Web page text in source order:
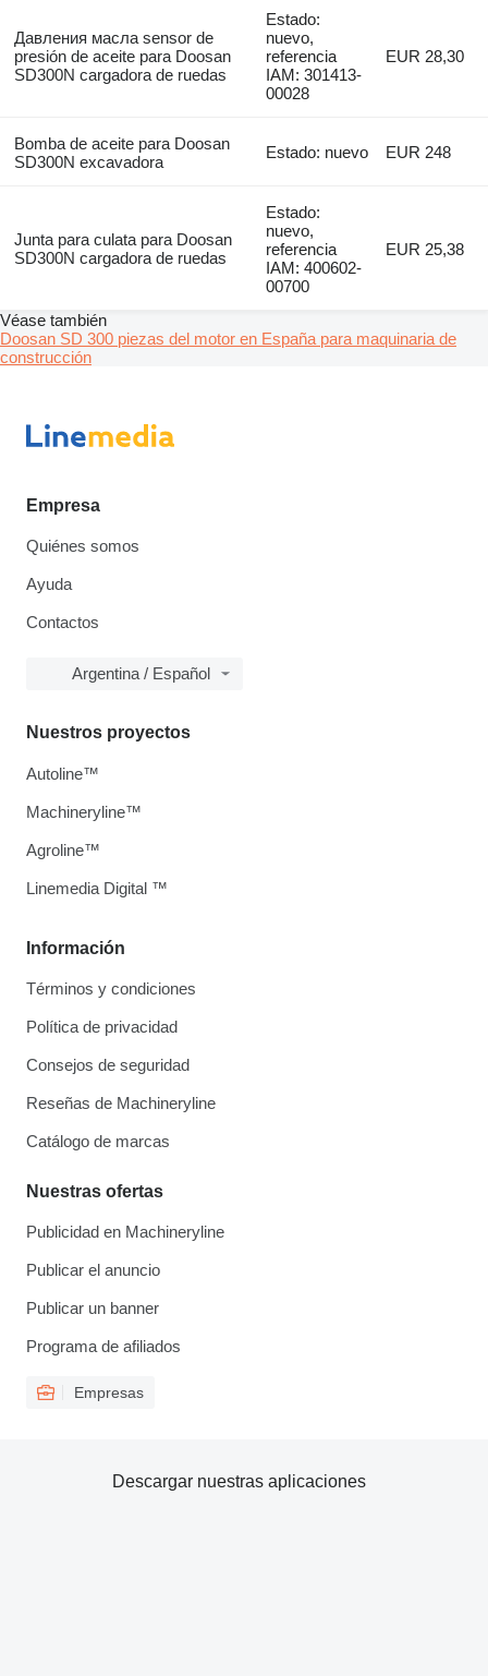
Давления масла sensor de
presión de aceite para Doosan
SD300N cargadora de ruedas
Estado:
nuevo,
referencia
IAM: 301413-
00028
EUR 28,30
Bomba de aceite para Doosan
SD300N excavadora
Estado: nuevo EUR 248
Junta para culata para Doosan
SD300N cargadora de ruedas
Estado:
nuevo,
referencia
IAM: 400602-
00700
EUR 25,38
Véase también
Doosan SD 300 piezas del motor en España para maquinaria de
construcción
Empresa
Quiénes somos
Ayuda
Contactos
Argentina / Español
Información
Términos y condiciones
Política de privacidad
Consejos de seguridad
Reseñas de Machineryline
Catálogo de marcas
Nuestras ofertas
Publicidad en Machineryline
Publicar el anuncio
Publicar un banner
Programa de afiliados
Empresas
Nuestros proyectos
Autoline™
Machineryline™
Agroline™
Linemedia Digital ™
Descargar nuestras aplicaciones